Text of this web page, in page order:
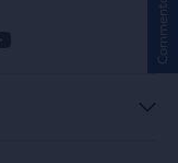
Commentaires